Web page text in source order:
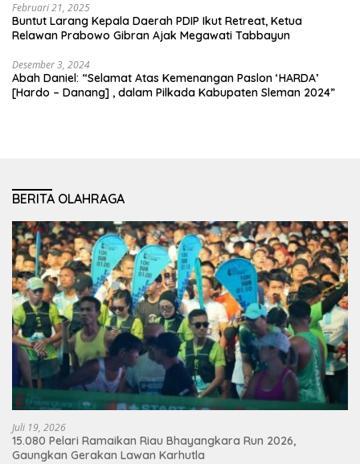
Februari 21, 2025
Buntut Larang Kepala Daerah PDIP Ikut Retreat, Ketua
Relawan Prabowo Gibran Ajak Megawati Tabbayun
Desember 3, 2024
Abah Daniel: “Selamat Atas Kemenangan Paslon ‘HARDA’
[Hardo – Danang] , dalam Pilkada Kabupaten Sleman 2024”
BERITA OLAHRAGA
Juli 19, 2026
15.080 Pelari Ramaikan Riau Bhayangkara Run 2026,
Gaungkan Gerakan Lawan Karhutla